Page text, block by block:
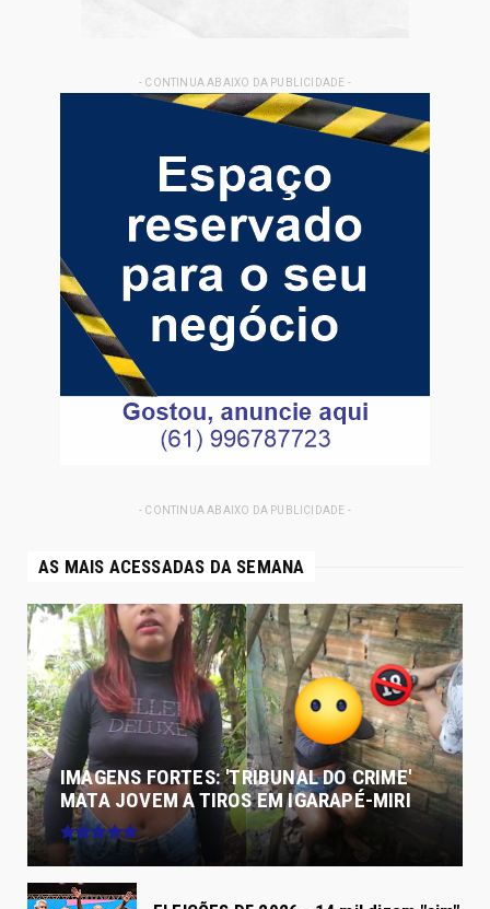
- CONTINUA ABAIXO DA PUBLICIDADE -
- CONTINUA ABAIXO DA PUBLICIDADE -
AS MAIS ACESSADAS DA SEMANA
IMAGENS FORTES: 'TRIBUNAL DO CRIME'
MATA JOVEM A TIROS EM IGARAPÉ-MIRI